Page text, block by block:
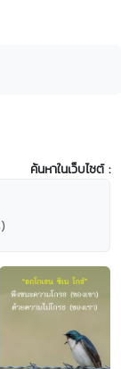
ค้นหาในเว็บไซต์ :